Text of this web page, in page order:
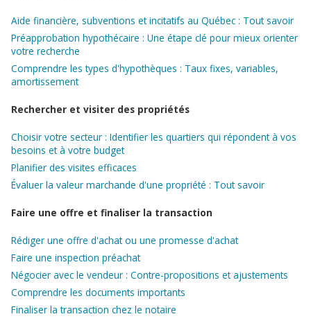
Aide financière, subventions et incitatifs au Québec : Tout savoir
Préapprobation hypothécaire : Une étape clé pour mieux orienter
votre recherche
Comprendre les types d'hypothèques : Taux fixes, variables,
amortissement
Rechercher et visiter des propriétés
Choisir votre secteur : Identifier les quartiers qui répondent à vos
besoins et à votre budget
Planifier des visites efficaces
Évaluer la valeur marchande d'une propriété : Tout savoir
Faire une offre et finaliser la transaction
Rédiger une offre d'achat ou une promesse d'achat
Faire une inspection préachat
Négocier avec le vendeur : Contre-propositions et ajustements
Comprendre les documents importants
Finaliser la transaction chez le notaire